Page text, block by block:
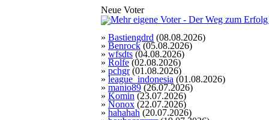
Neue Voter
» Bastiengdrd (08.08.2026)
» Benrock (05.08.2026)
» wfsdts (04.08.2026)
» Rolfe (02.08.2026)
» pchgr(01.08.2026)
» league_indonesia (01.08.2026)
» manio89 (26.07.2026)
» Komin (23.07.2026)
» Nonox (22.07.2026)
» hahahah (20.07.2026)